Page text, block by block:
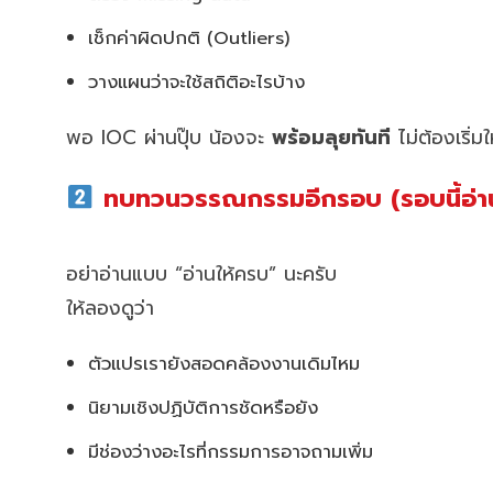
เช็กค่าผิดปกติ (Outliers)
วางแผนว่าจะใช้สถิติอะไรบ้าง
พอ IOC ผ่านปุ๊บ น้องจะ พร้อมลุยทันที ไม่ต้องเริ่ม
ทบทวนวรรณกรรมอีกรอบ (รอบนี้อ่า
อย่าอ่านแบบ “อ่านให้ครบ” นะครับ
ให้ลองดูว่า
ตัวแปรเรายังสอดคล้องงานเดิมไหม
นิยามเชิงปฏิบัติการชัดหรือยัง
มีช่องว่างอะไรที่กรรมการอาจถามเพิ่ม